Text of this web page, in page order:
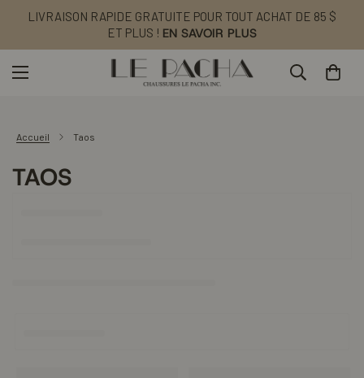
LIVRAISON RAPIDE GRATUITE POUR TOUT ACHAT DE 85 $
ET PLUS ! EN SAVOIR PLUS
Accueil Taos
TAOS